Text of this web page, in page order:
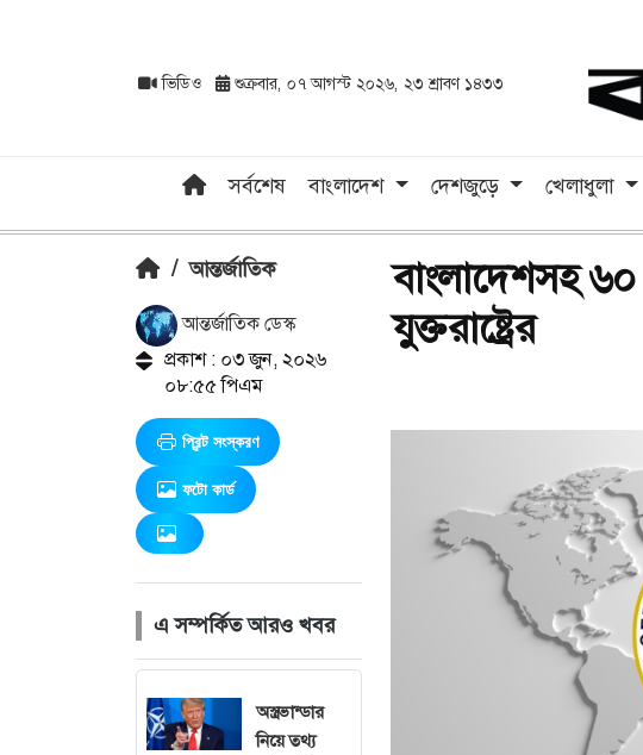
ভিডিও শুক্রবার, ০৭ আগস্ট ২০২৬, ২৩ শ্রাবণ ১৪৩৩
সর্বশেষ বাংলাদেশ দেশজুড়ে খেলাধুলা
/ আন্তর্জাতিক
আন্তর্জাতিক ডেস্ক
প্রকাশ : ০৩ জুন, ২০২৬
০৮:৫৫ পিএম
প্রিন্ট সংস্করণ
ফটো কার্ড
এ সম্পর্কিত আরও খবর
অস্ত্রভান্ডার
নিয়ে তথ্য
বাংলাদেশসহ
যুক্তরাষ্ট্রের